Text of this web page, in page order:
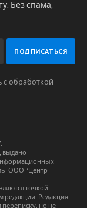
Без спама,
с обработкой
выдано
ООО “Центр
точкой
редакции. Редакция
переписку, но не